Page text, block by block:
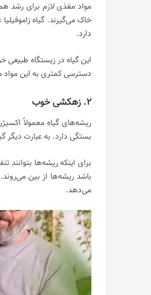
خاک می‌گیرند. گیاه
دارد.
این گیاه در زیستگاه
دسترسی کمتری به این مواد
2. زهکشی خوب
ریشه‌های گیاه معمولاً
بستگی دارد. به عبارت دیگر
برای اینکه ریشه‌ها
باشد ریشه‌ها از بین
می‌دهد.